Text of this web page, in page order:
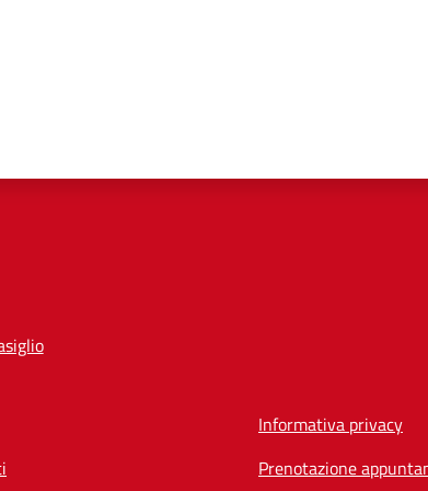
Informativa privacy
Prenotazione